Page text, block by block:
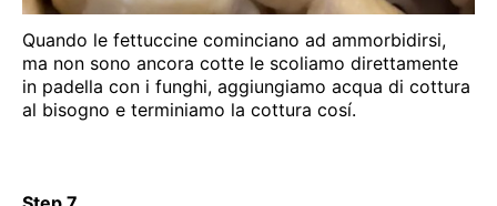
Quando le fettuccine cominciano ad ammorbidirsi,
ma non sono ancora cotte le scoliamo direttamente
in padella con i funghi, aggiungiamo acqua di cottura
al bisogno e terminiamo la cottura cosí.